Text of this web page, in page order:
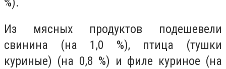
Из мясных продуктов подешевели
свинина (на 1,0 %), птица (тушки
куриные) (на 0,8 %) и филе куриное (на